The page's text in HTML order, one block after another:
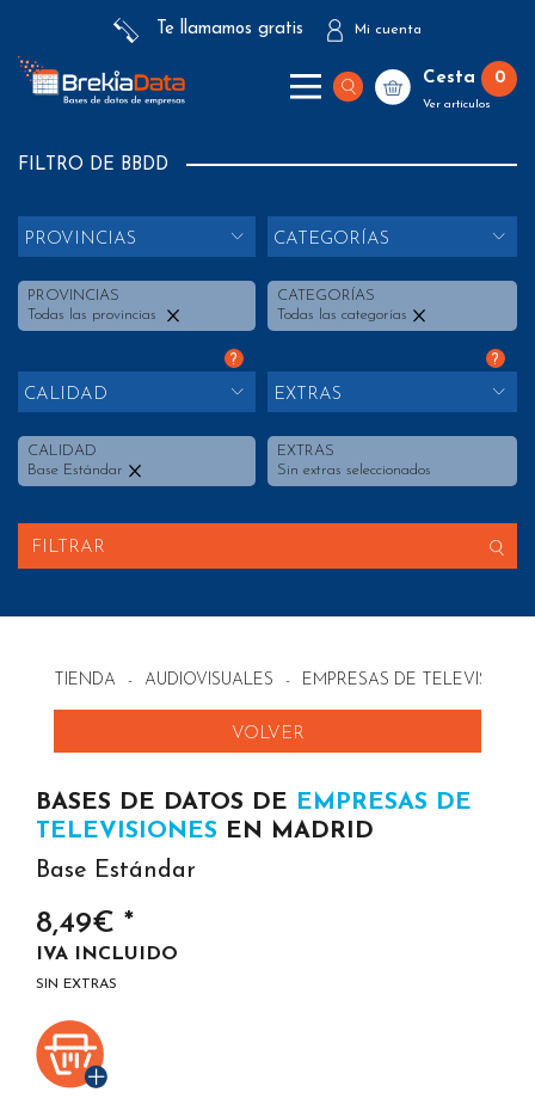
Te llamamos gratis Mi cuenta
Cesta 0
Ver artículos
FILTRO DE BBDD
PROVINCIAS
PROVINCIAS
Todas las provincias
CATEGORÍAS
CATEGORÍAS
Todas las categorías
?
CALIDAD
CALIDAD
Base Estándar
?
EXTRAS
EXTRAS
Sin extras seleccionados
FILTRAR
TIENDA - AUDIOVISUALES - EMPRESAS DE
VOLVER
BASES DE DATOS DE EMPRESAS DE
TELEVISIONES EN MADRID
Base Estándar
8,49€ *
IVA INCLUIDO
SIN EXTRAS